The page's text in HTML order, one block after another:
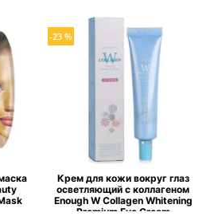
-23 %
Крем для кожи вокруг глаз
осветляющий с коллагеном
Enough W Collagen Whitening
Premium Eye Cream